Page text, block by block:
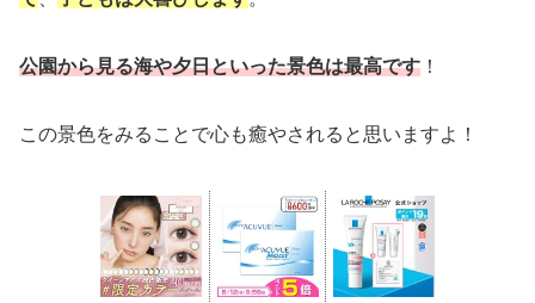
公園から見る海や夕日といった景色は最高です ！
この景色をみることで心も癒やされると思いますよ！